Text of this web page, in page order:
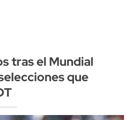
tras el Mundial
que